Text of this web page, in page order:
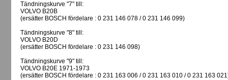
Tändningskurve "7" till:
VOLVO B20B
(ersätter BOSCH fördelare : 0 231 146 078 / 0 231 146 099)
Tändningskurve "8" till:
VOLVO B20D
(ersätter BOSCH fördelare : 0 231 146 098)
Tändningskurve "9" till:
VOLVO B20E 1971-1973
(ersätter BOSCH fördelare : 0 231 163 006 / 0 231 163 010 / 0 231 163